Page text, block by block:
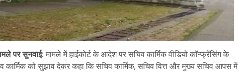
पर सुनवाई: मामले में हाईकोर्ट के आदेश पर सचिव कार्मिक वीडियो कॉन्फ्रेंसिंग के
को सुझाव देकर कहा कि सचिव कार्मिक, सचिव वित्त और मुख्य सचिव आपस में